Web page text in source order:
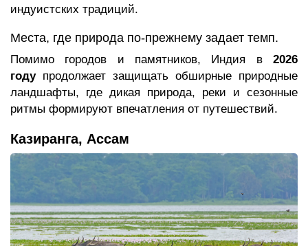
индуистских традиций.
Места, где природа по-прежнему задает темп.
Помимо городов и памятников, Индия в 2026
годупродолжает защищать обширные природные
ландшафты, где дикая природа, реки и сезонные
ритмы формируют впечатления от путешествий.
Казиранга, Ассам